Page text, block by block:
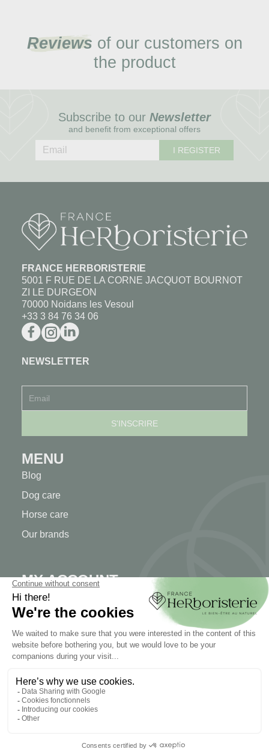
Reviews of our customers on
the product
Subscribe to our Newsletter
and benefit from exceptional offers
I REGISTER
FRANCE HERBORISTERIE
5001 F RUE DE LA CORNE JACQUOT BOURNOT
ZI LE DURGEON
70000 Noidans les Vesoul
+33 3 84 76 34 06
NEWSLETTER
MENU
Blog
Dog care
Horse care
Our brands
MY ACCOUNT
My account
Authentication
Order tracking
Create your account
INFORMATION
Contact us